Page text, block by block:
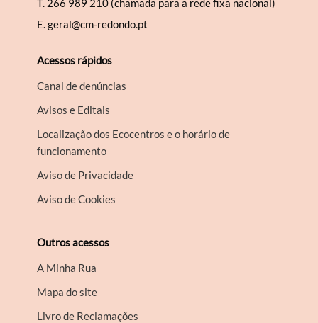
T. 266 989 210 (chamada para a rede fixa nacional)
E.geral@cm-redondo.pt
Acessos rápidos
Canal de denúncias
Avisos e Editais
Localização dos Ecocentros e o horário de
funcionamento
Aviso de Privacidade
Aviso de Cookies
Outros acessos
A Minha Rua
Mapa do site
Livro de Reclamações